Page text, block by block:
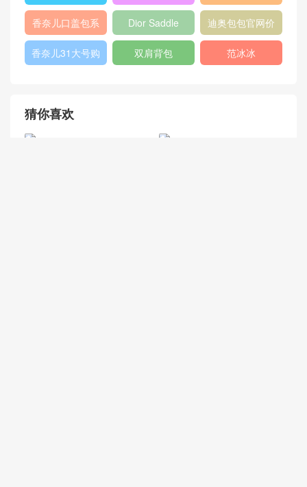
432182 Fendi 446744
爱马仕
Gucci2018新款
女包
chanel官网
列
香奈儿31大号购
双肩背包